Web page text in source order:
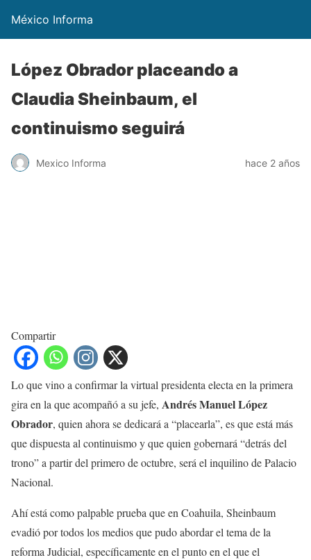
México Informa
López Obrador placeando a
Claudia Sheinbaum, el
continuismo seguirá
Mexico Informa hace 2 años
Compartir
Lo que vino a confirmar la virtual presidenta electa en la primera
gira en la que acompañó a su jefe, Andrés Manuel López
Obrador, quien ahora se dedicará a “placearla”, es que está más
que dispuesta al continuismo y que quien gobernará “detrás del
trono” a partir del primero de octubre, será el inquilino de Palacio
Nacional.
Ahí está como palpable prueba que en Coahuila, Sheinbaum
evadió por todos los medios que pudo abordar el tema de la
reforma Judicial, específicamente en el punto en el que el